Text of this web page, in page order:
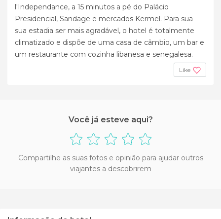
l'Independance, a 15 minutos a pé do Palácio
Presidencial, Sandage e mercados Kermel. Para sua
sua estadia ser mais agradável, o hotel é totalmente
climatizado e dispõe de uma casa de câmbio, um bar e
um restaurante com cozinha libanesa e senegalesa.
Like
Você já esteve aqui?
Compartilhe as suas fotos e opinião para ajudar outros
viajantes a descobrirem